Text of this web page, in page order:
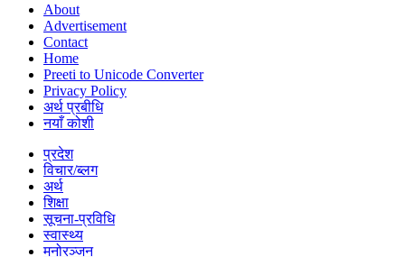
About
Advertisement
Contact
Home
Preeti to Unicode Converter
Privacy Policy
अर्थ प्रबीधि
नयाँ कोशी
प्रदेश
विचार/ब्लग
अर्थ
शिक्षा
सूचना-प्रविधि
स्वास्थ्य
मनोरञ्जन